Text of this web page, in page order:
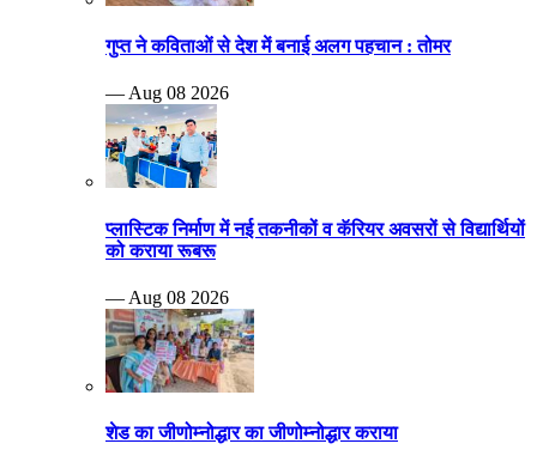
गुप्त ने कविताओं से देश में बनाई अलग पहचान : तोमर
— Aug 08 2026
प्लास्टिक निर्माण में नई तकनीकों व कॅरियर अवसरों से विद्यार्थियों
को कराया रूबरू
— Aug 08 2026
शेड का जीणोम्नोद्धार का जीणोम्नोद्धार कराया